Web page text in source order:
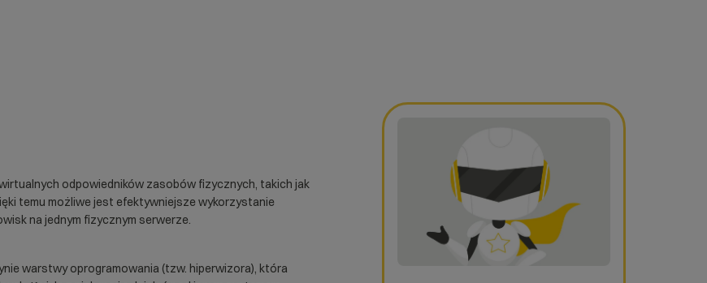
odpowiedników zasobów fizycznych, takich jak
temu możliwe jest efektywniejsze wykorzystanie
na jednym fizycznym serwerze.
warstwy oprogramowania (tzw. hiperwizora), która